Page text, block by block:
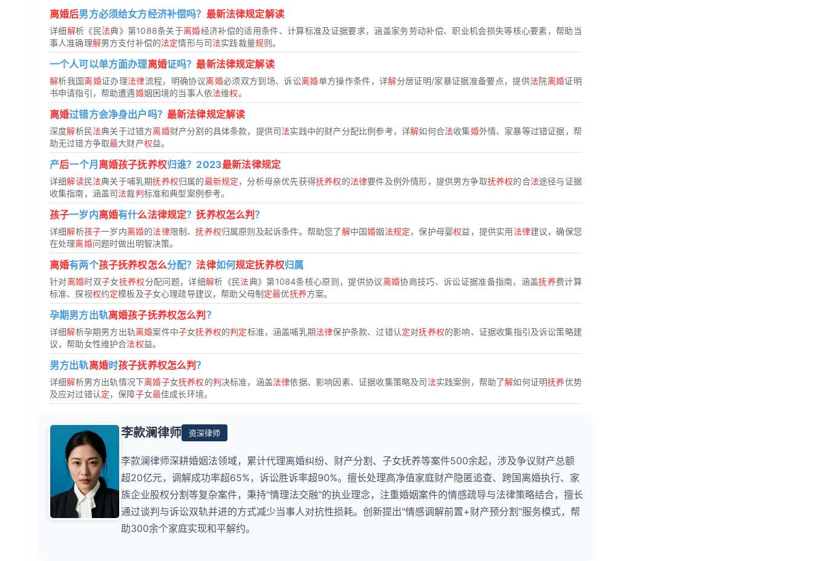
离婚后男方必须给女方经济补偿吗？ 最新法律规定解读
详细解析《民法典》第1088条关于离婚经济补偿的适用条件、计算标准及证据要求，涵盖家务劳动补偿、职业机会损失等核心要素，帮助当
事人准确理解男方支付补偿的法定情形与司法实践裁量规则。
一个人可以单方面办理离婚证吗？最新法律规定解读
解析我国离婚证办理法律流程，明确协议离婚必须双方到场、诉讼离婚单方操作条件，详解分居证明/家暴证据准备要点，提供法院离婚证明
书申请指引，帮助遭遇婚姻困境的当事人依法维权。
离婚过错方会净身出户吗？ 最新法律规定解读
深度解析民法典关于过错方离婚财产分割的具体条款，提供司法实践中的财产分配比例参考，详解如何合法收集婚外情、家暴等过错证据，帮
助无过错方争取最大财产权益。
产后一个月 离婚孩子抚养权归谁？2023最新法律规定
详细解读民法典关于哺乳期抚养权归属的最新规定，分析母亲优先获得抚养权的法律要件及例外情形，提供男方争取抚养权的合法途径与证据
收集指南，涵盖司法裁判标准和典型案例参考。
孩子一岁内离婚有什么法律规定？抚养权怎么判？
详细解析孩子一岁内离婚的法律限制、抚养权归属原则及起诉条件。帮助您了解中国婚姻法规定，保护母婴权益，提供实用法律建议，确保您
在处理离婚问题时做出明智决策。
离婚有两个孩子抚养权怎么分配？法律如何规定抚养权归属
针对离婚时双子女抚养权分配问题，详细解析《民法典》第1084条核心原则，提供协议离婚协商技巧、诉讼证据准备指南，涵盖抚养费计算
标准、探视权约定模板及子女心理疏导建议，帮助父母制定最优抚养方案。
孕期男方出轨离婚孩子抚养权怎么判 ？
详细解析孕期男方出轨离婚案件中子女抚养权的判定标准，涵盖哺乳期法律保护条款、过错认定对抚养权的影响、证据收集指引及诉讼策略建
议，帮助女性维护合法权益。
男方出轨离婚时孩子抚养权怎么判？
详细解析男方出轨情况下离婚子女抚养权的判决标准，涵盖法律依据、影响因素、证据收集策略及司法实践案例，帮助了解如何证明抚养优势
及应对过错认定，保障子女最佳成长环境。
李款澜律师 资深律师
李款澜律师深耕婚姻法领域，累计代理离婚纠纷、财产分割、子女抚养等案件500余起，涉及争议财产总额
超20亿元，调解成功率超65%，诉讼胜诉率超90%。擅长处理高净值家庭财产隐匿追查、跨国离婚执行、家
族企业股权分割等复杂案件，秉持"情理法交融"的执业理念，注重婚姻案件的情感疏导与法律策略结合，擅长
通过谈判与诉讼双轨并进的方式减少当事人对抗性损耗。创新提出"情感调解前置+财产预分割"服务模式，帮
助300余个家庭实现和平解约。